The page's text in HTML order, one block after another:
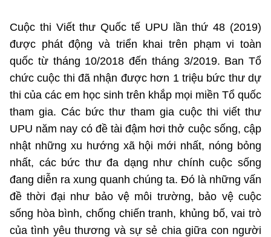
BỘ KHOA HỌC VÀ CÔNG NGHỆ
Điều khoản sử dụng Theo dõi MST: Góp ý
Cơ quan chủ quản: Bộ Khoa học và Công nghệ (MST)
Chịu trách nhiệm nội dung: Nguyễn Thị Hải Hằng
Giám đốc Trung tâm Truyền thông Khoa học và Công nghệ.
Liên hệ
Địa chỉ: Ban Biên tập Cổng TTĐT - 18 Nguyễn Du, TP. Hà Nội
Điện thoại: 024 3936 9506
Email: stc@mst.gov.vn
©2026 Bản quyền thuộc Bộ Khoa Học và Công Nghệ
(Ghi rõ nguồn "https://mst.gov.vn" khi phát hành lại thông tin từ
website này)
Cuộc thi Viết thư Quốc tế UPU lần thứ 48 (2019)
được phát động và triển khai trên phạm vi toàn
quốc từ tháng 10/2018 đến tháng 3/2019. Ban Tổ
chức cuộc thi đã nhận được hơn 1 triệu bức thư dự
thi của các em học sinh trên khắp mọi miền Tổ quốc
tham gia. Các bức thư tham gia cuộc thi viết thư
UPU năm nay có đề tài đậm hơi thở cuộc sống, cập
nhật những xu hướng xã hội mới nhất, nóng bỏng
nhất, các bức thư đa dạng như chính cuộc sống
đang diễn ra xung quanh chúng ta. Đó là những vấn
đề thời đại như bảo vệ môi trường, bảo vệ cuộc
sống hòa bình, chống chiến tranh, khủng bố, vai trò
của tình yêu thương và sự sẻ chia giữa con người